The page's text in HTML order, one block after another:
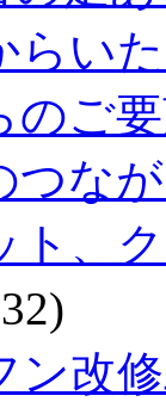
らい
のご
つな
ト、
ン改